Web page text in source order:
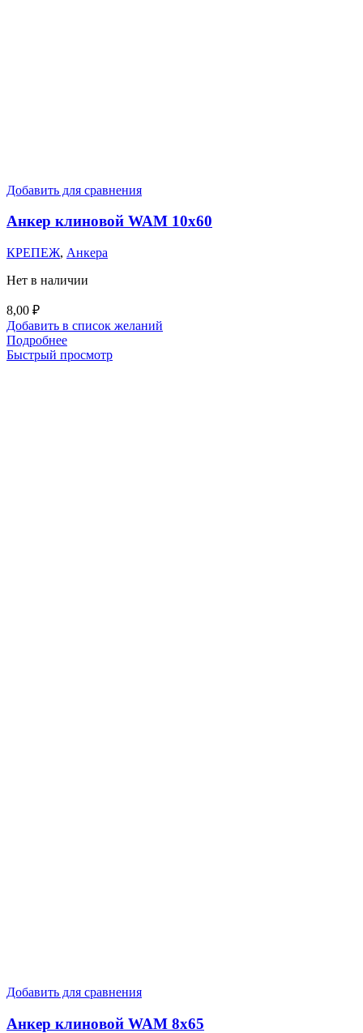
Добавить для сравнения
Анкер клиновой WAM 10х60
КРЕПЕЖ, Анкера
Нет в наличии
8,00 ₽
Добавить в список желаний
Подробнее
Быстрый просмотр
Добавить для сравнения
Анкер клиновой WAM 8х65